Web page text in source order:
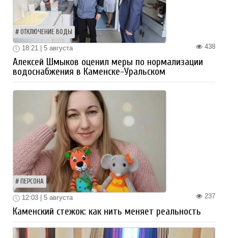
ОТКЛЮЧЕНИЕ ВОДЫ
438
18:21 | 5 августа
Алексей Шмыков оценил меры по нормализации
водоснабжения в Каменске-Уральском
ПЕРСОНА
237
12:03 | 5 августа
Каменский стежок: как нить меняет реальность